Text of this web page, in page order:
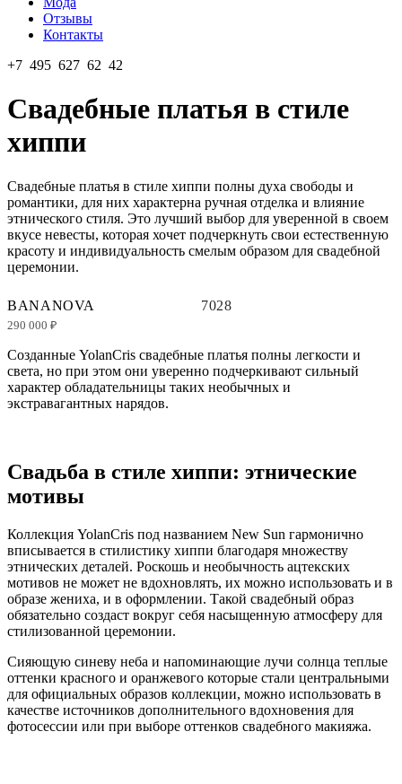
Отзывы
Контакты
+7 495 627 62 42
Свадебные платья в стиле
хиппи
Свадебные платья в стиле хиппи полны духа свободы и
романтики, для них характерна ручная отделка и влияние
этнического стиля. Это лучший выбор для уверенной в своем
вкусе невесты, которая хочет подчеркнуть свои естественную
красоту и индивидуальность смелым образом для свадебной
церемонии.
BANANOVA
290 000 ₽
7028
Созданные YolanCris свадебные платья полны легкости и
света, но при этом они уверенно подчеркивают сильный
характер обладательницы таких необычных и
экстравагантных нарядов.
Свадьба в стиле хиппи: этнические
мотивы
Коллекция YolanCris под названием New Sun гармонично
вписывается в стилистику хиппи благодаря множеству
этнических деталей. Роскошь и необычность ацтекских
мотивов не может не вдохновлять, их можно использовать и в
образе жениха, и в оформлении. Такой свадебный образ
обязательно создаст вокруг себя насыщенную атмосферу для
стилизованной церемонии.
Сияющую синеву неба и напоминающие лучи солнца теплые
оттенки красного и оранжевого которые стали центральными
для официальных образов коллекции, можно использовать в
качестве источников дополнительного вдохновения для
фотосессии или при выборе оттенков свадебного макияжа.